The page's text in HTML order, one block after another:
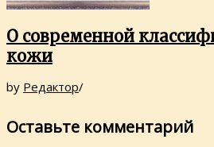
О современной
кожи
by Редактор/
Оставьте комментарий